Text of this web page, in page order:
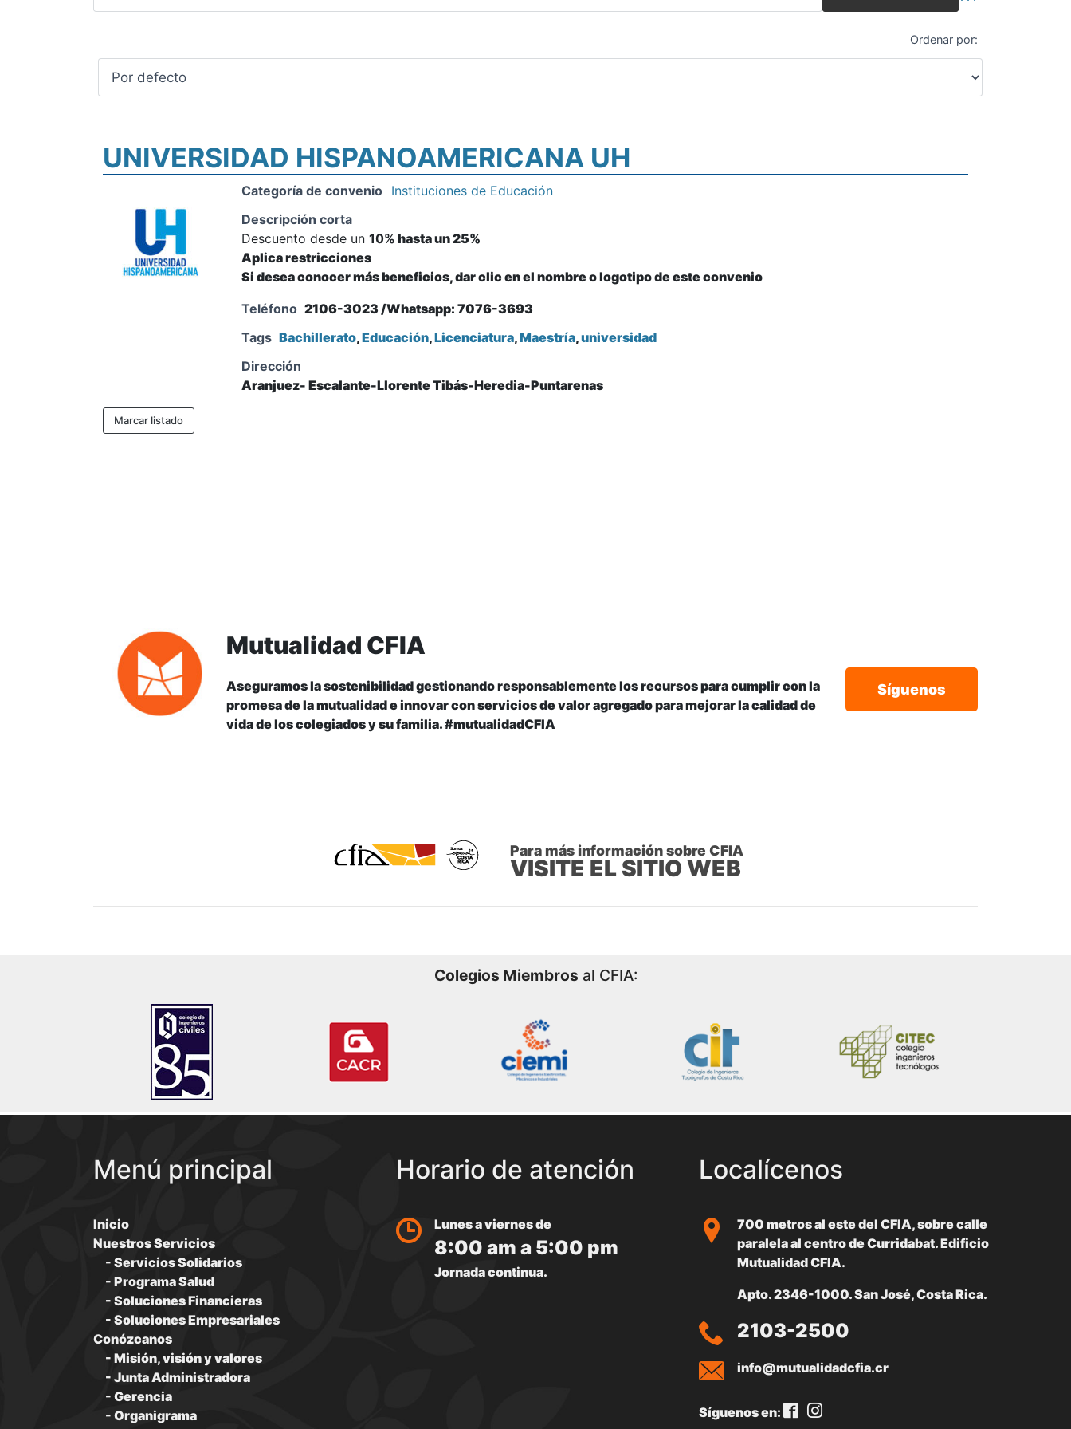
Ordenar por:
UNIVERSIDAD HISPANOAMERICANA UH
Categoría de convenio Instituciones de Educación
Descripción corta
Descuento desde un 10% hasta un25%
Aplica restricciones
Si desea conocer más beneficios, dar clic en el nombre o logotipo de este convenio
Teléfono 2106-3023 /Whatsapp: 7076-3693
Tags Bachillerato,Educación,Licenciatura,Maestría,universidad
Dirección
Aranjuez- Escalante-Llorente Tibás-Heredia-Puntarenas
Marcar listado
Mutualidad CFIA
Aseguramos la sostenibilidad gestionando responsablemente los recursos para cumplir con la
promesa de la mutualidad e innovar con servicios de valor agregado para mejorar la calidad de
vida de los colegiados y su familia. #mutualidadCFIA
Síguenos
Para más información sobre CFIA
VISITE EL SITIO WEB
Colegios Miembros al CFIA:
Menú principal
Inicio
Nuestros Servicios
Servicios Solidarios
Programa Salud
Soluciones Financieras
Soluciones Empresariales
Conózcanos
Misión, visión y valores
Junta Administradora
Gerencia
Organigrama
Horario de atención
Lunes a viernes de
8:00 am a 5:00 pm
Jornada continua.
Localícenos
700 metros al este del CFIA, sobre calle
paralela al centro de Curridabat. Edificio
Mutualidad CFIA.
Apto. 2346-1000. San José, Costa Rica.
2103-2500
info@mutualidadcfia.cr
Síguenos en: